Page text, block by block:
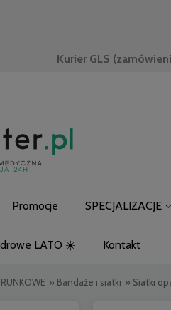
Kurier GLS
Promocje SPECJALIZACJE
LATO ☀️ Kontakt
» Bandaże i siatki » Siatki